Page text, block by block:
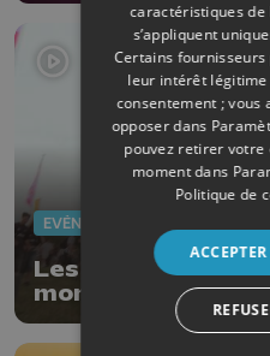
EVÈNEMENTS
Les Ardentes
monte dès
caractéristiques de
s’appliquent
Certains
leur intérêt
consentement ; vous
opposer dans
pouvez retirer votre
moment dans
Politique de